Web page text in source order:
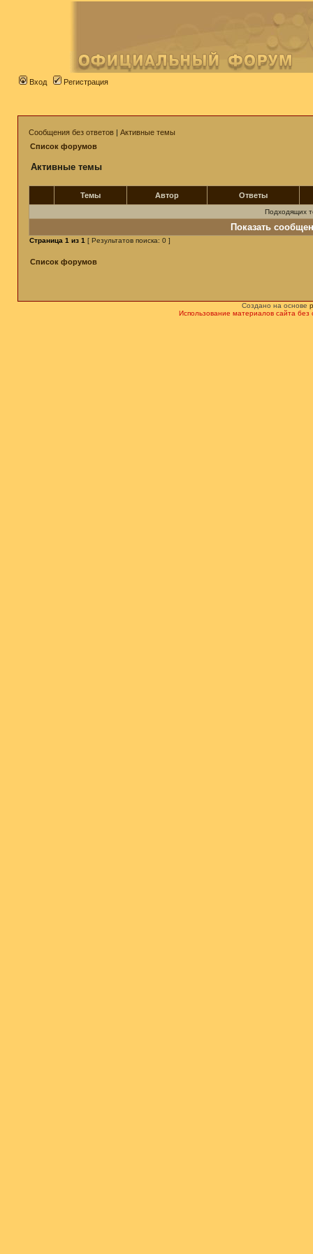
Вход Регистрация
Сообщения без ответов | Активные темы
Список форумов
Активные темы
Темы Автор Ответы
Подходящих
Показать
Страница 1 из 1 [ Результатов поиска: 0 ]
Список форумов
Создано на основе
Использование материалов сайта